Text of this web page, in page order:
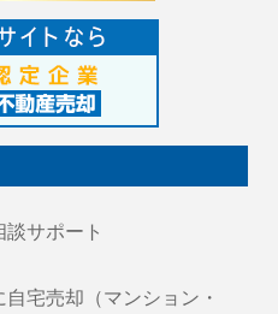
サポート
自宅売却（マンション・